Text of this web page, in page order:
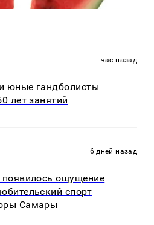
час назад
юные гандболисты
лет занятий
6 дней назад
ощущение
спорт
Самары